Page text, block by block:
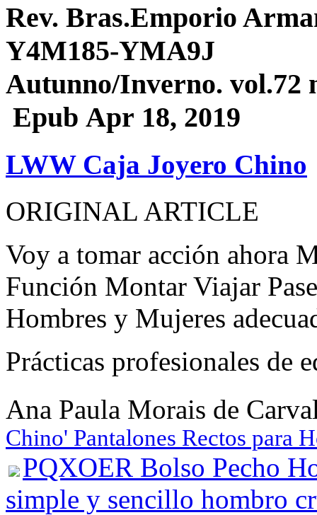
Rev. Bras.Emporio
Y4M185-YMA9J
Autunno/Inverno. vol.72
Epub Apr 18, 2019
LWW Caja Joyero Chino
ORIGINAL ARTICLE
Voy a tomar acción ahora
Función Montar Viajar
Hombres y Mujeres
Prácticas profesionales de
Ana Paula Morais de
Chino' Pantalones Rectos para
PQXOER Bolso Pecho
simple y sencillo hombro